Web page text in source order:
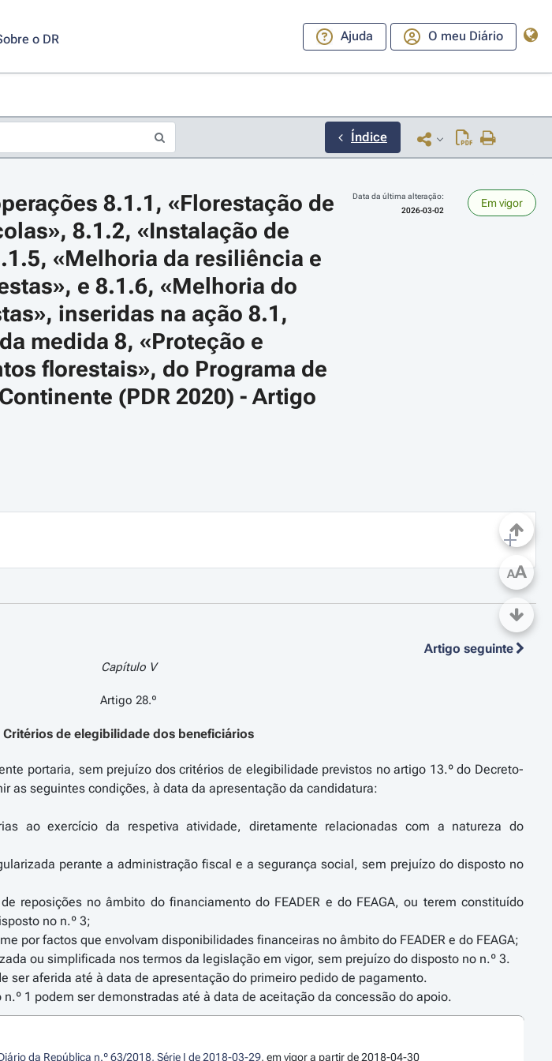
o DR Ajuda O meu Diário
Índice
calendário; Use cmd ou ctrl + seta para a direita ou esquerda para navegar pelos meses; Use cmd ou ctrl +
8.1.1, «Florestação de
8.1.2, «Instalação de
«Melhoria da resiliência e
e 8.1.6, «Melhoria do
inseridas na ação 8.1,
medida 8, «Proteção e
florestais», do Programa de
(PDR 2020) - Artigo
Data da última alteração:
2026-03-02
Em vigor
Artigo seguinte
Capítulo V
Artigo 28.º
Critérios de elegibilidade dos beneficiários
portaria, sem prejuízo dos critérios de elegibilidade previstos no artigo 13.º do Decreto-
as seguintes condições, à data da apresentação da candidatura:
ao exercício da respetiva atividade, diretamente relacionadas com a natureza do
perante a administração fiscal e a segurança social, sem prejuízo do disposto no
reposições no âmbito do financiamento do FEADER e do FEAGA, ou terem constituído
no n.º 3;
por factos que envolvam disponibilidades financeiras no âmbito do FEADER e do FEAGA;
ou simplificada nos termos da legislação em vigor, sem prejuízo do disposto no n.º 3.
ser aferida até à data de apresentação do primeiro pedido de pagamento.
1 podem ser demonstradas até à data de aceitação da concessão do apoio.
da República n.º 63/2018, Série I de 2018-03-29, em vigor a partir de 2018-04-30
AA